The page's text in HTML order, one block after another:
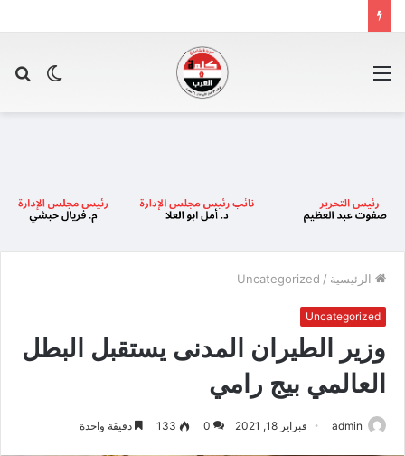
الوضع
الرئيسية /
Uncategorized
Uncategorized
وزير الطيران المدنى يستقبل البطل
العالمي بيج رامي
admin فبراير 18, 2021 0
133 دقيقة واحدة